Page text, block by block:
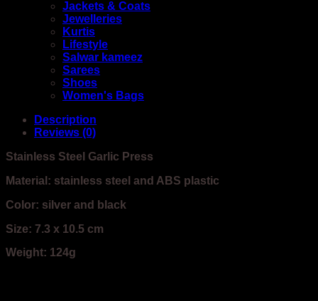
Jackets & Coats
Jewelleries
Kurtis
Lifestyle
Salwar kameez
Sarees
Shoes
Women's Bags
Description
Reviews (0)
Stainless Steel Garlic Press
Material: stainless steel and ABS plastic
Color: silver and black
Size: 7.3 x 10.5 cm
Weight: 124g